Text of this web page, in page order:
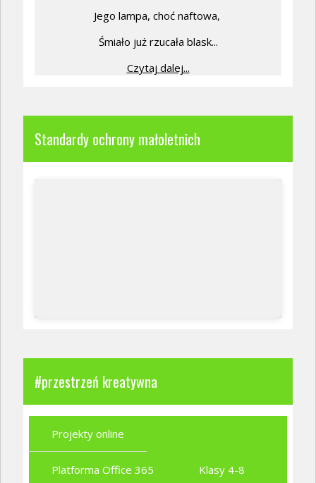
Jego lampa, choć naftowa,
Śmiało już rzucała blask...
Czytaj dalej...
Standardy ochrony małoletnich
#przestrzeń kreatywna
Projekty online
Platforma Office 365 Klasy 4-8